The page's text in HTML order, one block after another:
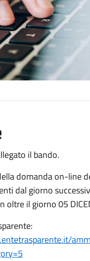
il bando.
domanda on-line
dal giorno
oltre il giorno 05